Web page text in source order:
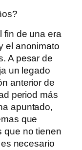
fin de una era
el anonimato
A pesar de
un legado
anterior de
period más
apuntado,
que
que no tienen
necesario